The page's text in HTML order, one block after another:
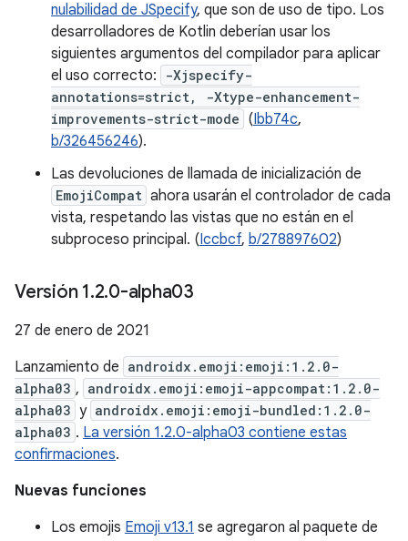
nulabilidad de JSpecify, que son de uso de tipo. Los
desarrolladores de Kotlin deberían usar los
siguientes argumentos del compilador para aplicar
el uso correcto:
-Xjspecify-
annotations=strict, -Xtype-enhancement-
improvements-strict-mode (Ibb74c,
b/326456246).
Las devoluciones de llamada de inicialización de
EmojiCompat ahora usarán el controlador de cada
vista, respetando las vistas que no están en el
subproceso principal. (Iccbcf, b/278897602)
Versión 1.2.0-alpha03
27 de enero de 2021
Lanzamiento de androidx.emoji:emoji:1.2.0-
alpha03 , androidx.emoji:emoji-appcompat:1.2.0-
alpha03 y androidx.emoji:emoji-bundled:1.2.0-
alpha03 . La versión 1.2.0-alpha03 contiene estas
confirmaciones.
Nuevas funciones
Los emojis Emoji v13.1 se agregaron al paquete de